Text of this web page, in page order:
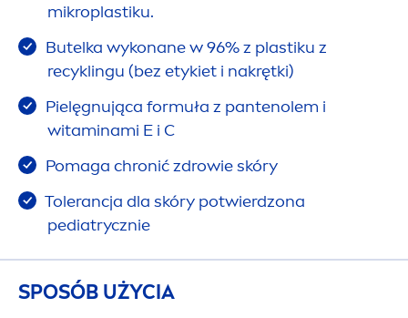
mikroplastiku.
Butelka wykonane w 96% z plastiku z
recyklingu (bez etykiet i nakrętki)
Pielęgnująca formuła z pantenolem i
witaminami E i C
Pomaga chronić zdrowie skóry
Tolerancja dla skóry potwierdzona
pediatrycznie
SPOSÓB UŻYCIA